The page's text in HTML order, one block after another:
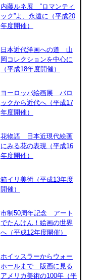
内藤ルネ展 “ロマンティ
ック”よ、永遠に（平成20
年度開催）
日本近代洋画への道 山
岡コレクションを中心に
（平成18年度開催）
ヨーロッパ絵画展 バロ
ックから近代へ（平成17
年度開催）
花物語 日本近現代絵画
にみる花の表現（平成16
年度開催）
箱イリ美術（平成13年度
開催）
市制50周年記念 アート
でたんけん！絵画の世界
へ（平成12年度開催）
ホイッスラーからウォー
ホールまで 版画に見る
アメリカ美術の100年（平